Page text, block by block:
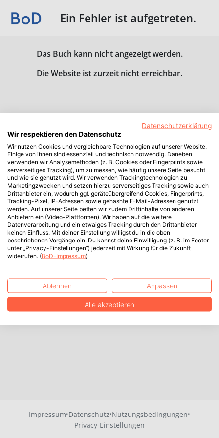
Ein Fehler ist aufgetreten.
Das Buch kann nicht angezeigt werden.
Die Website ist zurzeit nicht erreichbar.
Impressum·Datenschutz·Nutzungsbedingungen·
Privacy-Einstellungen
Datenschutzerklärung
Wir respektieren den Datenschutz
Wir nutzen Cookies und vergleichbare Technologien auf unserer Website.
Einige von ihnen sind essenziell und technisch notwendig. Daneben
verwenden wir Analysemethoden (z. B. Cookies oder Fingerprints sowie
serverseitiges Tracking), um zu messen, wie häufig unsere Seite besucht
und wie sie genutzt wird. Wir verwenden Trackingtechnologien zu
Marketingzwecken und setzen hierzu serverseitiges Tracking sowie auch
Drittanbieter ein, wodurch ggf. geräteübergreifend Cookies, Fingerprints,
Tracking-Pixel, IP-Adressen sowie gehashte E-Mail-Adressen genutzt
werden. Auf unserer Seite betten wir zudem Drittinhalte von anderen
Anbietern ein (Video-Plattformen). Wir haben auf die weitere
Datenverarbeitung und ein etwaiges Tracking durch den Drittanbieter
keinen Einfluss. Mit deiner Einstellung willigst du in die oben
beschriebenen Vorgänge ein. Du kannst deine Einwilligung (z. B. im Footer
unter „Privacy-Einstellungen“) jederzeit mit Wirkung für die Zukunft
widerrufen. (BoD-Impressum)
Ablehnen Anpassen
Alle akzeptieren